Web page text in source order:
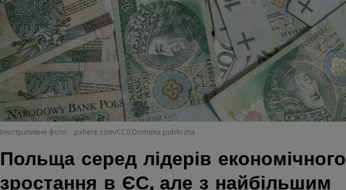
Ілюстративне фото pxhere.com/CC0 Domena publiczna
Польща серед лідерів економічного
зростання в ЄС, але з найбільшим